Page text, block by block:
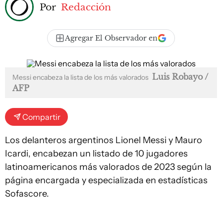
Por Redacción
Agregar El Observador en
Messi encabeza la lista de los más valorados Luis Robayo /
AFP
Compartir
Los delanteros argentinos Lionel Messi y Mauro
Icardi, encabezan un listado de 10 jugadores
latinoamericanos más valorados de 2023 según la
página encargada y especializada en estadísticas
Sofascore.